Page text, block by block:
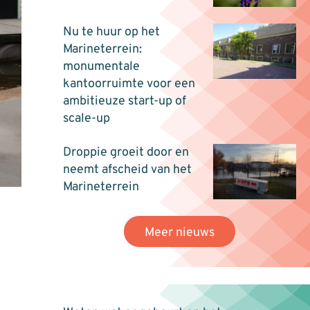
Nu te huur op het
Marineterrein:
monumentale
kantoorruimte voor een
ambitieuze start-up of
scale-up
Droppie groeit door en
neemt afscheid van het
Marineterrein
Meer nieuws